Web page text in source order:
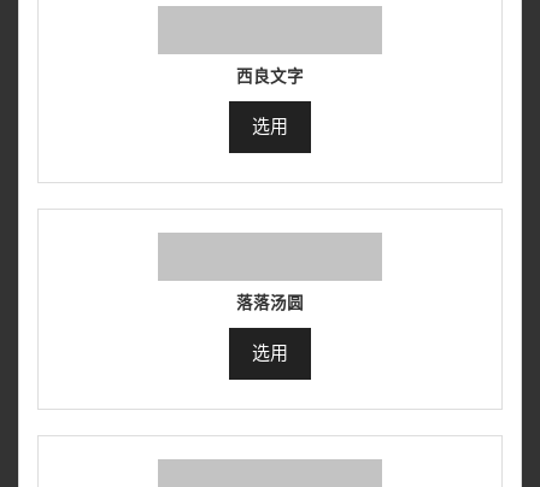
西良文字
选用
落落汤圆
选用